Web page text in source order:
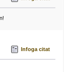
Infoga citat